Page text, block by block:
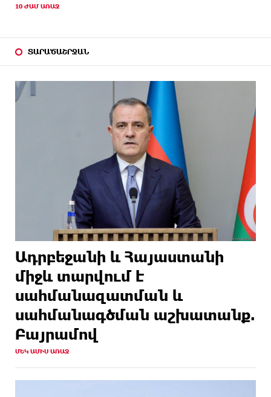
10 ԺԱՄ ԱՌԱՋ
ՏԱՐԱԾԱՇՐՋԱՆ
Ադրբեջանի և Հայաստանի
միջև տարվում է
սահմանազատման և
սահմանագծման աշխատանք.
Բայրամով
ՄԵԿ ԱՄԻՍ ԱՌԱՋ